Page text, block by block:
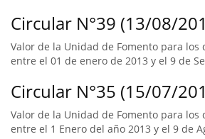
Circular N°39 (13/08/
Valor de la Unidad de Fomento para los
entre el 01 de enero de 2013 y el 9 de
Circular N°35 (15/07/
Valor de la Unidad de Fomento para los
entre el 1 Enero del año 2013 y el 9 de